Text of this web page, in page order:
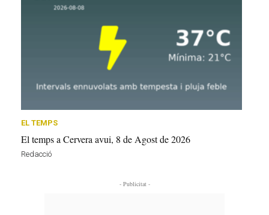
EL TEMPS
El temps a Cervera avui, 8 de Agost de 2026
Redacció
- Publicitat -